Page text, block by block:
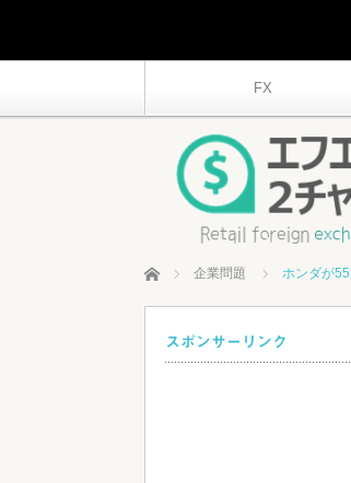
FX
ホーム 企業問題 ホンダが
スポンサーリンク